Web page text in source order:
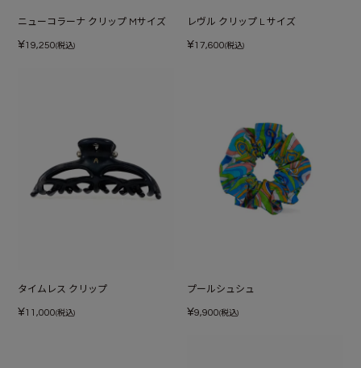
ニューコラーナ クリップ Mサイズ
¥19,250(税込)
レヴル クリップ L サイズ
¥17,600(税込)
タイムレス クリップ
¥11,000(税込)
プールシュシュ
¥9,900(税込)